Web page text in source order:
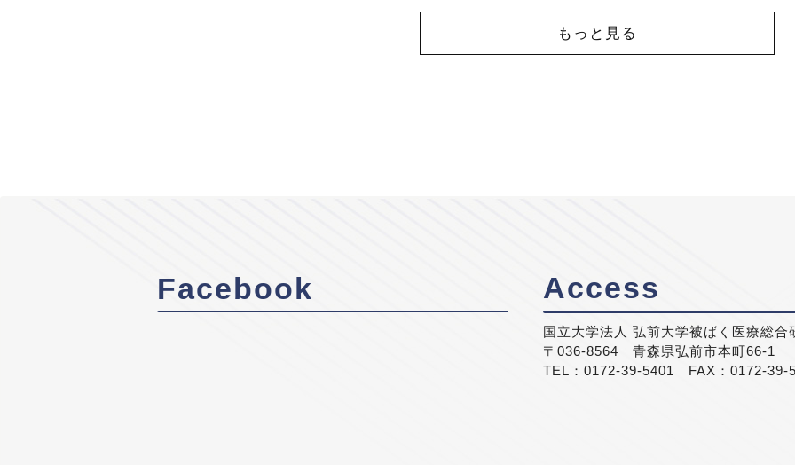
もっと見る
Facebook Access
国立大学法人 弘前大学被ばく医療総合
〒036-8564 青森県弘前市本町66-1
TEL：0172-39-5401 FAX：0172-39-